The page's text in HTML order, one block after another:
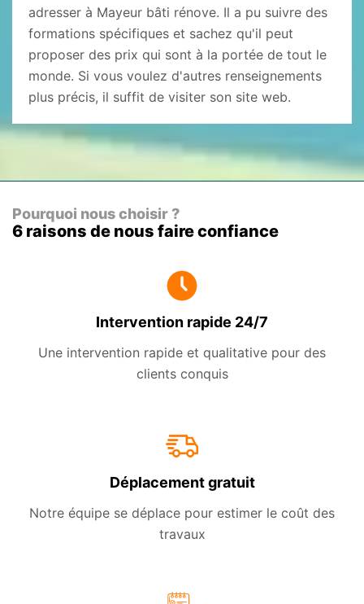
adresser à Mayeur bâti rénove. Il a pu suivre des
formations spécifiques et sachez qu'il peut
proposer des prix qui sont à la portée de tout le
monde. Si vous voulez d'autres renseignements
plus précis, il suffit de visiter son site web.
Pourquoi nous choisir ?
6 raisons de nous faire confiance
Intervention rapide 24/7
Une intervention rapide et qualitative pour des
clients conquis
Déplacement gratuit
Notre équipe se déplace pour estimer le coût des
travaux